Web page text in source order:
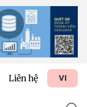
Liên hệ VI